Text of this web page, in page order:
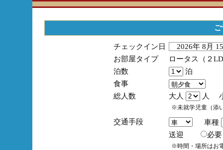
チェックイン日
2026年 8月
お部屋タイプ
ロータス（２
泊数
泊
食事
総人数
大人 人
※未就学児童（添
交通手段
車種
送迎
※時間・場所はお